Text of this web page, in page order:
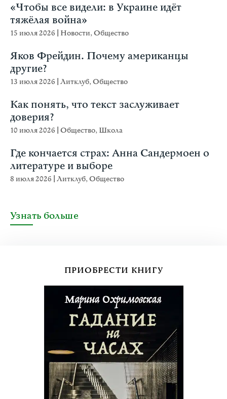
«Чтобы все видели: в Украине идёт
тяжёлая война»
15 июля 2026 Новости,Общество
Яков Фрейдин. Почему американцы
другие?
13 июля 2026 Литклуб,Общество
Как понять, что текст заслуживает
доверия?
10 июля 2026 Общество, Школа
Где кончается страх: Анна Сандермоен о
литературе и выборе
8 июля 2026 Литклуб,Общество
Узнать больше
ПРИОБРЕСТИ КНИГУ